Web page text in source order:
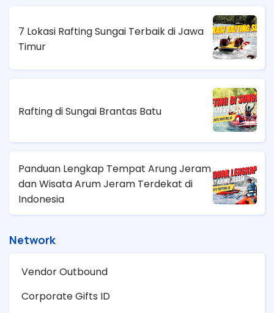
7 Lokasi Rafting Sungai Terbaik di Jawa
Timur
Rafting di Sungai Brantas Batu
Panduan Lengkap Tempat Arung Jeram
dan Wisata Arum Jeram Terdekat di
Indonesia
Network
Vendor Outbound
Corporate Gifts ID